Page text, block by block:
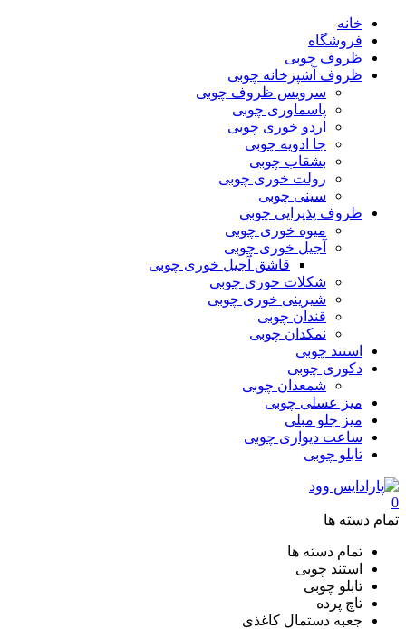
خانه
فروشگاه
ظروف چوبی
ظروف آشپزخانه چوبی
سرویس ظروف چوبی
پاسماوری چوبی
اردو خوری چوبی
جا ادویه چوبی
بشقاب چوبی
رولت خوری چوبی
سینی چوبی
ظروف پذیرایی چوبی
میوه خوری چوبی
آجیل خوری چوبی
قاشق آجیل خوری چوبی
شکلات خوری چوبی
شیرینی خوری چوبی
قندان چوبی
نمکدان چوبی
استند چوبی
دکوری چوبی
شمعدان چوبی
میز عسلی چوبی
میز جلو مبلی
ساعت دیواری چوبی
تابلو چوبی
0
تمام دسته ها
تمام دسته ها
استند چوبی
تابلو چوبی
تاچ پرده
جعبه دستمال کاغذی